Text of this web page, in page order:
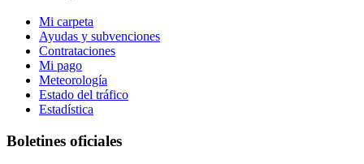
Mi carpeta
Ayudas y subvenciones
Contrataciones
Mi pago
Meteorología
Estado del tráfico
Estadística
Boletines oficiales